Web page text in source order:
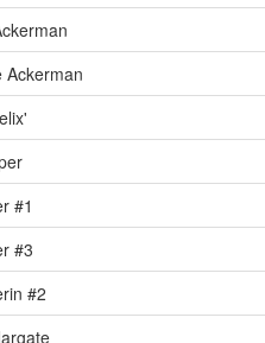
Ackerman
#1
#3
#2